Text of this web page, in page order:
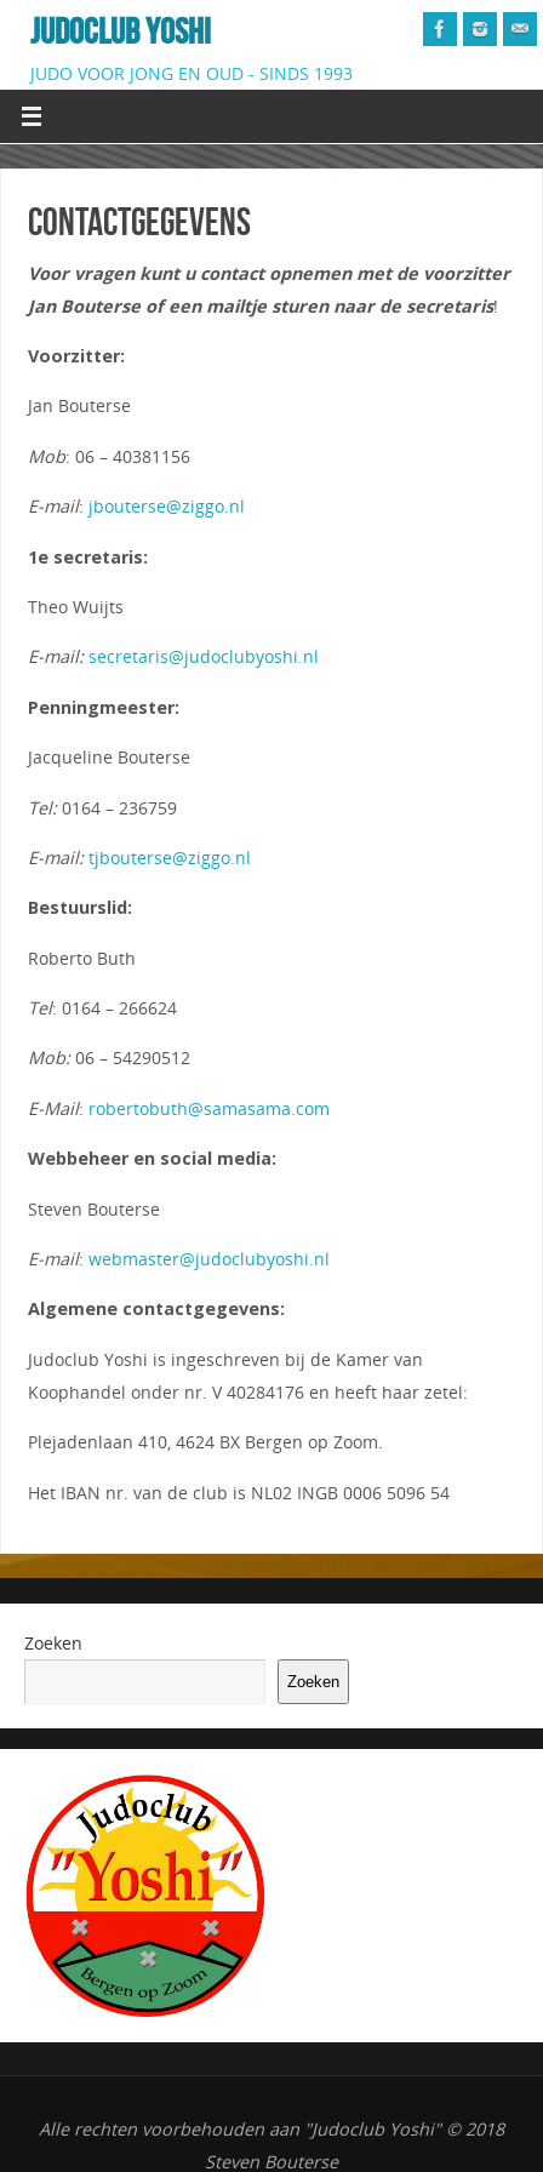
JUDOCLUB YOSHI
JUDO VOOR JONG EN OUD - SINDS 1993
Contactgegevens
Voor vragen kunt u contact opnemen met de voorzitter
Jan Bouterse of een mailtje sturen naar de secretaris!
Voorzitter:
Jan Bouterse
Mob: 06 – 40381156
E-mail: jbouterse@ziggo.nl
1e secretaris:
Theo Wuijts
E-mail: secretaris@judoclubyoshi.nl
Penningmeester:
Jacqueline Bouterse
Tel:0164 – 236759
E-mail: tjbouterse@ziggo.nl
Bestuurslid:
Roberto Buth
Tel: 0164 – 266624
Mob:06 – 54290512
E-Mail: robertobuth@samasama.com
Webbeheer en social media:
Steven Bouterse
E-mail: webmaster@judoclubyoshi.nl
Algemene contactgegevens:
Judoclub Yoshi is ingeschreven bij de Kamer van
Koophandel onder nr. V 40284176 en heeft haar zetel:
Plejadenlaan 410, 4624 BX Bergen op Zoom.
Het IBAN nr. van de club is NL02 INGB 0006 5096 54
Zoeken
Zoeken
Alle rechten voorbehouden aan "Judoclub Yoshi" © 2018
Steven Bouterse